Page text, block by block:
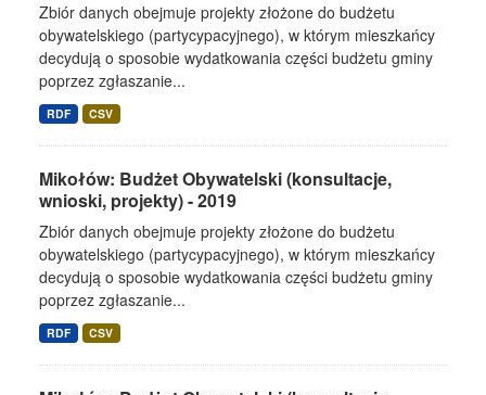
Zbiór danych obejmuje projekty złożone do budżetu
obywatelskiego (partycypacyjnego), w którym mieszkańcy
decydują o sposobie wydatkowania części budżetu gminy
poprzez zgłaszanie...
RDF CSV
Mikołów: Budżet Obywatelski (konsultacje,
wnioski, projekty) - 2019
Zbiór danych obejmuje projekty złożone do budżetu
obywatelskiego (partycypacyjnego), w którym mieszkańcy
decydują o sposobie wydatkowania części budżetu gminy
poprzez zgłaszanie...
RDF CSV